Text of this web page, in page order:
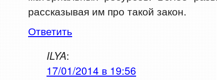
рассказывая им про такой закон.
Ответить
ILYA:
17/01/2014 в 19:56